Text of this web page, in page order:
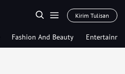
Kirim Tulisan
Fashion And Beauty